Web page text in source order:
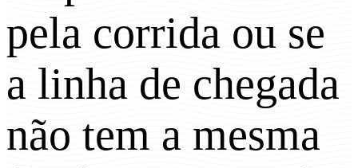
pela corrida ou se
a linha de chegada
não tem a mesma